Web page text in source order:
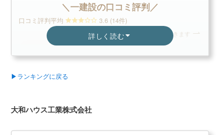
高価格で経済的に負担が大きい
ウッドショックによる価格変動を受けやすい
無料+3分で完了
カタログ請求が理想の家づくりの第一歩
詳しく読む
＼一建設の口コミ評判／
口コミ評判平均 3.6 (14件)
スクロールできます
ますが、建てた時から欠陥があったり、ペンキの跳
床の不自然な軋みなどもあり、直してもらっている
な家を注文
▶ランキングに戻る
大和ハウス工業株式会社